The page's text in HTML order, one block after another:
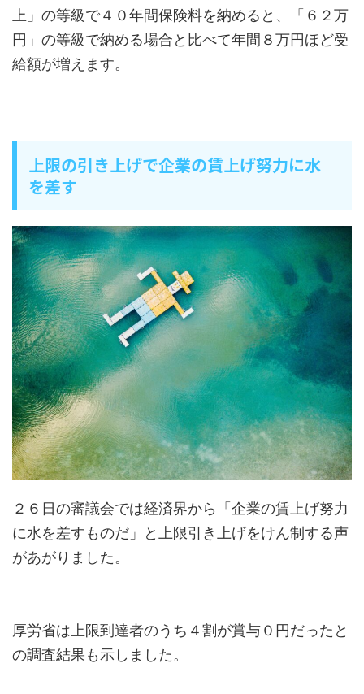
上」の等級で４０年間保険料を納めると、「６２万
円」の等級で納める場合と比べて年間８万円ほど受
給額が増えます。
上限の引き上げで企業の賃上げ努力に水
を差す
２６日の審議会では経済界から「企業の賃上げ努力
に水を差すものだ」と上限引き上げをけん制する声
があがりました。
厚労省は上限到達者のうち４割が賞与０円だったと
の調査結果も示しました。